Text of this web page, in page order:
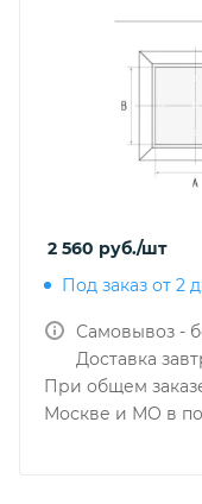
2 560 руб./шт
Под заказ от 2
Самовывоз -
Доставка
При общем
Москве и МО в